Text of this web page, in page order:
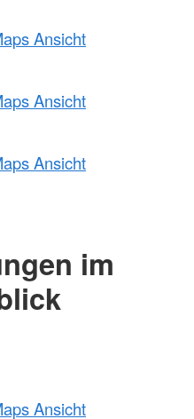
Ansicht
Ansicht
Ansicht
im
Ansicht